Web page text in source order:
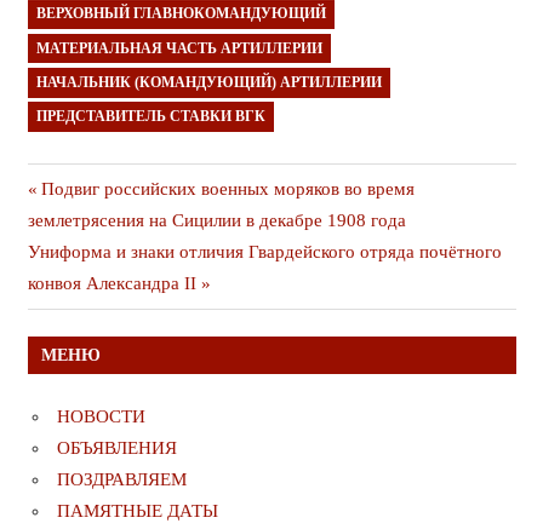
ВЕРХОВНЫЙ ГЛАВНОКОМАНДУЮЩИЙ
МАТЕРИАЛЬНАЯ ЧАСТЬ АРТИЛЛЕРИИ
НАЧАЛЬНИК (КОМАНДУЮЩИЙ) АРТИЛЛЕРИИ
ПРЕДСТАВИТЕЛЬ СТАВКИ ВГК
Навигация
по
записям
Предыдущая
публикация
Подвиг российских военных моряков во время
землетрясения на Сицилии в декабре 1908 года
Следующая
публикация
Униформа и знаки отличия Гвардейского отряда почётного
конвоя Александра II
МЕНЮ
НОВОСТИ
ОБЪЯВЛЕНИЯ
ПОЗДРАВЛЯЕМ
ПАМЯТНЫЕ ДАТЫ